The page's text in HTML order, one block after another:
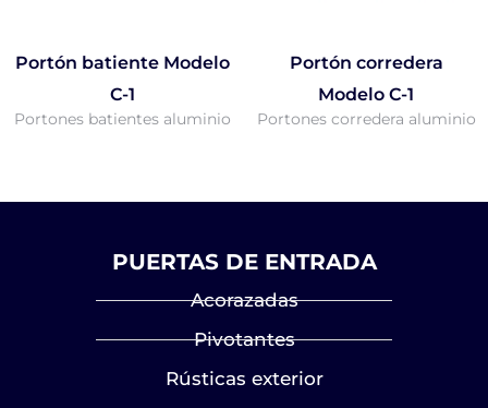
Portón batiente Modelo
C-1
Portones batientes aluminio
Portón corredera
Modelo C-1
Portones corredera aluminio
PUERTAS DE ENTRADA
Acorazadas
Pivotantes
Rústicas exterior